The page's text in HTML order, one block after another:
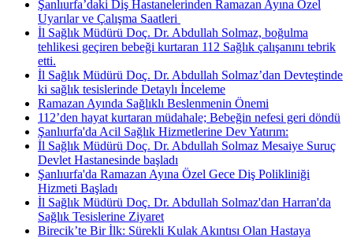
Şanlıurfa’daki Diş Hastanelerinden Ramazan Ayına Özel
Uyarılar ve Çalışma Saatleri ​
İl Sağlık Müdürü Doç. Dr. Abdullah Solmaz, boğulma
tehlikesi geçiren bebeği kurtaran 112 Sağlık çalışanını tebrik
etti.
İl Sağlık Müdürü Doç. Dr. Abdullah Solmaz’dan Devteştinde
ki sağlık tesislerinde Detaylı İnceleme
Ramazan Ayında Sağlıklı Beslenmenin Önemi
112’den hayat kurtaran müdahale; Bebeğin nefesi geri döndü
Şanlıurfa'da Acil Sağlık Hizmetlerine Dev Yatırım:
İl Sağlık Müdürü Doç. Dr. Abdullah Solmaz Mesaiye Suruç
Devlet Hastanesinde başladı
Şanlıurfa'da Ramazan Ayına Özel Gece Diş Polikliniği
Hizmeti Başladı
İl Sağlık Müdürü Doç. Dr. Abdullah Solmaz'dan Harran'da
Sağlık Tesislerine Ziyaret
Birecik’te Bir İlk: Sürekli Kulak Akıntısı Olan Hastaya